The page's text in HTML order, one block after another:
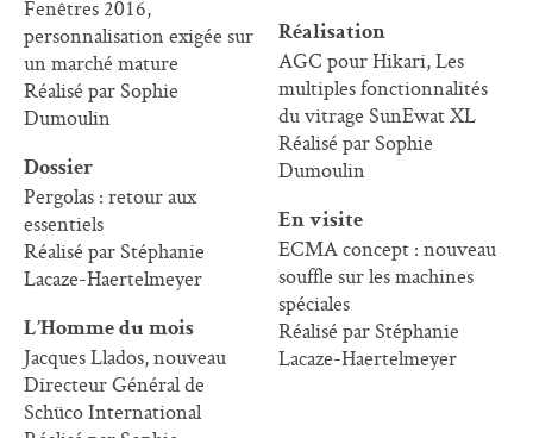
Fenêtres 2016,
personnalisation exigée sur
un marché mature
Réalisé par Sophie
Dumoulin
Dossier
Pergolas : retour aux
essentiels
Réalisé par Stéphanie
Lacaze-Haertelmeyer
L’Homme du mois
Jacques Llados, nouveau
Directeur Général de
Schüco International
Réalisation
AGC pour Hikari, Les
multiples fonctionnalités
du vitrage SunEwat XL
Réalisé par Sophie
Dumoulin
En visite
ECMA concept : nouveau
souffle sur les machines
spéciales
Réalisé par Stéphanie
Lacaze-Haertelmeyer